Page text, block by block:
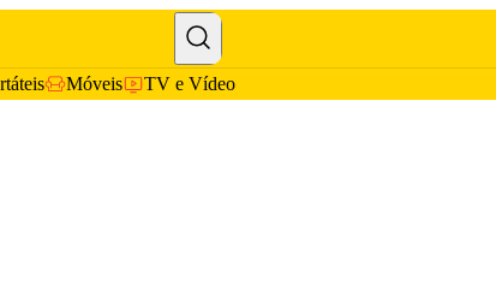
Móveis TV e Vídeo